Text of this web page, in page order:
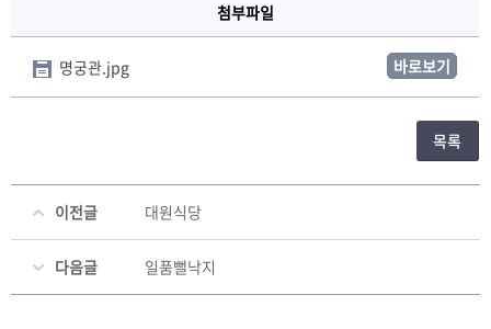
첨부파일
명궁관.jpg 바로보기
목록
이전글 대원식당
다음글 일품뻘낙지